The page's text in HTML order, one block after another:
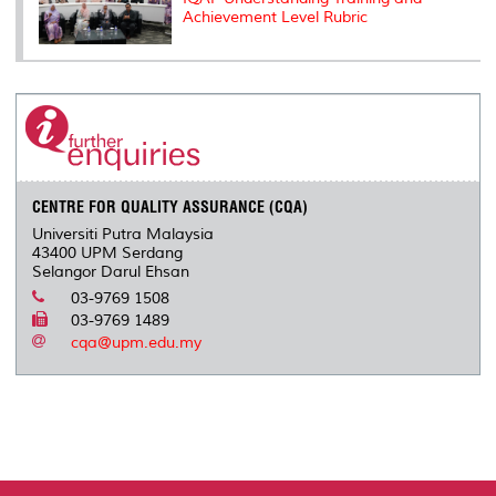
Achievement Level Rubric
CENTRE FOR QUALITY ASSURANCE (CQA)
Universiti Putra Malaysia
43400 UPM Serdang
Selangor Darul Ehsan
03-9769 1508
03-9769 1489
cqa@upm.edu.my